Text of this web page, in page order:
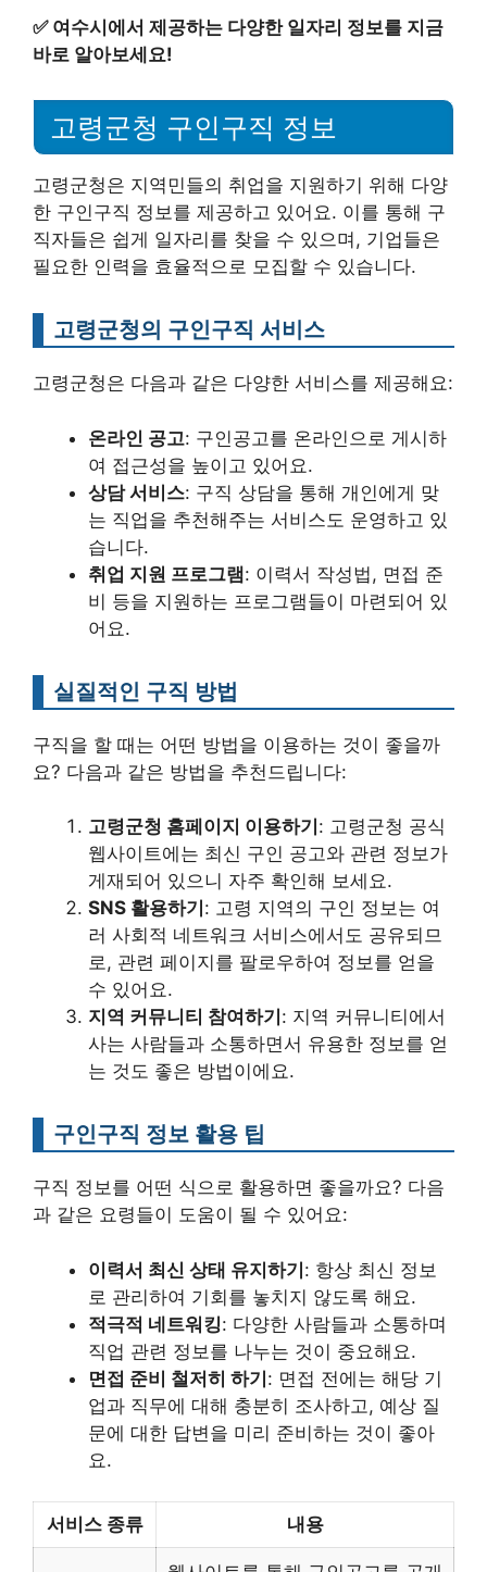
✅ 여수시에서 제공하는 다양한 일자리 정보를 지금
바로 알아보세요!
고령군청 구인구직 정보
고령군청은 지역민들의 취업을 지원하기 위해 다양
한 구인구직 정보를 제공하고 있어요. 이를 통해 구
직자들은 쉽게 일자리를 찾을 수 있으며, 기업들은
필요한 인력을 효율적으로 모집할 수 있습니다.
고령군청의 구인구직 서비스
고령군청은 다음과 같은 다양한 서비스를 제공해요:
온라인 공고: 구인공고를 온라인으로 게시하
여 접근성을 높이고 있어요.
상담 서비스: 구직 상담을 통해 개인에게 맞
는 직업을 추천해주는 서비스도 운영하고 있
습니다.
취업 지원 프로그램: 이력서 작성법, 면접 준
비 등을 지원하는 프로그램들이 마련되어 있
어요.
실질적인 구직 방법
구직을 할 때는 어떤 방법을 이용하는 것이 좋을까
요? 다음과 같은 방법을 추천드립니다:
고령군청 홈페이지 이용하기 : 고령군청 공식
웹사이트에는 최신 구인 공고와 관련 정보가
게재되어 있으니 자주 확인해 보세요.
SNS 활용하기 : 고령 지역의 구인 정보는 여
러 사회적 네트워크 서비스에서도 공유되므
로, 관련 페이지를 팔로우하여 정보를 얻을
수 있어요.
지역 커뮤니티 참여하기 : 지역 커뮤니티에서
사는 사람들과 소통하면서 유용한 정보를 얻
는 것도 좋은 방법이에요.
구인구직 정보 활용 팁
구직 정보를 어떤 식으로 활용하면 좋을까요? 다음
과 같은 요령들이 도움이 될 수 있어요:
이력서 최신 상태 유지하기: 항상 최신 정보
로 관리하여 기회를 놓치지 않도록 해요.
적극적 네트워킹: 다양한 사람들과 소통하며
직업 관련 정보를 나누는 것이 중요해요.
면접 준비 철저히 하기: 면접 전에는 해당 기
업과 직무에 대해 충분히 조사하고, 예상 질
문에 대한 답변을 미리 준비하는 것이 좋아
요.
서비스 종류 내용